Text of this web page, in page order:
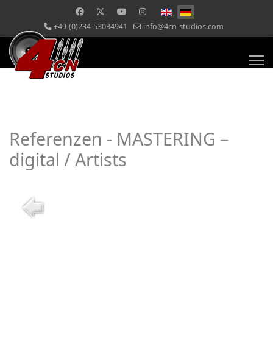
+49-(0)234-53034941 info@4cn-studios.com
Referenzen - MASTERING –
digital / Artists